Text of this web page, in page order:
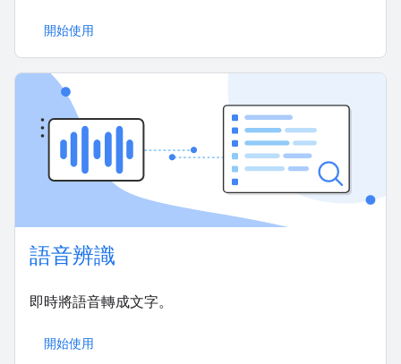
開始使用
語音辨識
即時將語音轉成文字。
開始使用